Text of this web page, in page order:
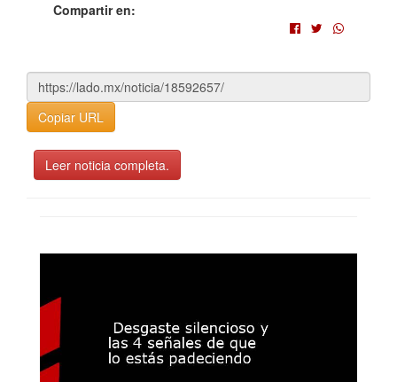
Compartir en:
Copiar URL
Leer noticia completa.